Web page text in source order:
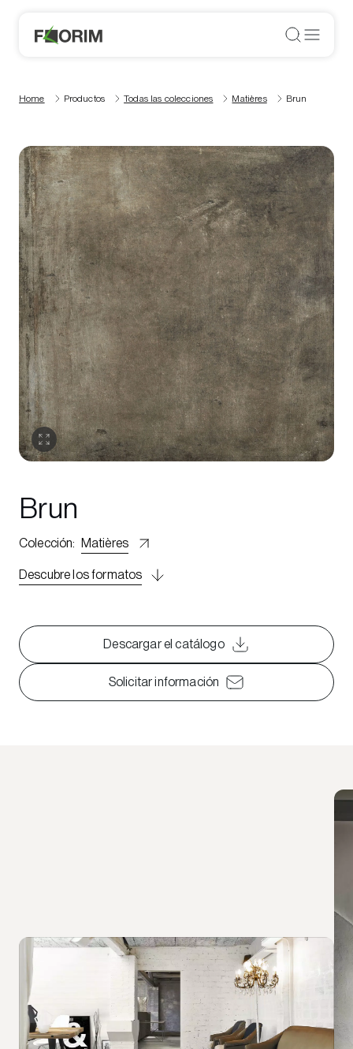
Home Productos Todas las colecciones Matières Brun
Brun
Colección: Matières
Descubre los formatos
Descargar el catálogo
Solicitar información